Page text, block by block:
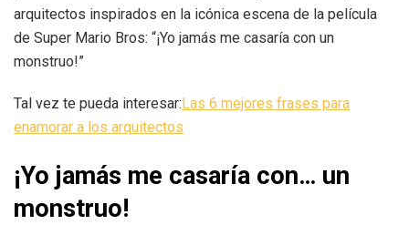
arquitectos inspirados en la icónica escena de la película
de Super Mario Bros: “¡Yo jamás me casaría con un
monstruo!”
Tal vez te pueda interesar:Las 6 mejores frases para
enamorar a los arquitectos
¡Yo jamás me casaría con… un
monstruo!